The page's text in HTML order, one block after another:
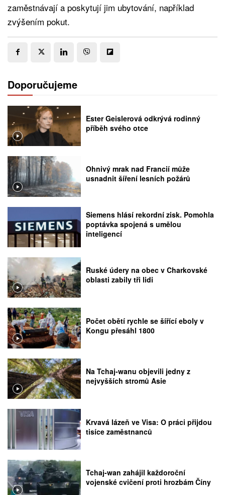
zaměstnávají a poskytují jim ubytování, například
zvýšením pokut.
Doporučujeme
Ester Geislerová odkrývá rodinný
příběh svého otce
Ohnivý mrak nad Francií může
usnadnit šíření lesních požárů
Siemens hlásí rekordní zisk. Pomohla
poptávka spojená s umělou
inteligencí
Ruské údery na obec v Charkovské
oblasti zabily tři lidi
Počet obětí rychle se šířící eboly v
Kongu přesáhl 1800
Na Tchaj-wanu objevili jedny z
nejvyšších stromů Asie
Krvavá lázeň ve Visa: O práci přijdou
tisíce zaměstnanců
Tchaj-wan zahájil každoroční
vojenské cvičení proti hrozbám Číny